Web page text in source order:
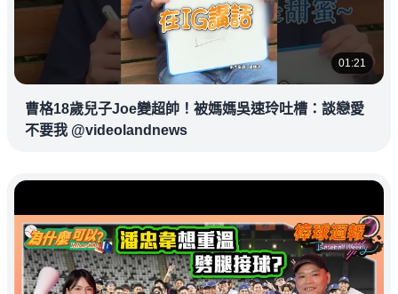
01:21
曹格18歲兒子Joe變超帥！被媽媽吳速玲吐槽：談戀愛
不要我 @videolandnews